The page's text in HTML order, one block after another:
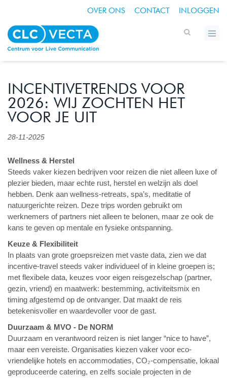
OVER ONS CONTACT INLOGGEN
INCENTIVETRENDS VOOR
2026: WIJ ZOCHTEN HET
VOOR JE UIT
28-11-2025
Wellness & Herstel
Steeds vaker kiezen bedrijven voor reizen die niet alleen luxe of
plezier bieden, maar echte rust, herstel en welzijn als doel
hebben. Denk aan wellness-retreats, spa’s, meditatie of
natuurgerichte reizen. Deze trips worden gebruikt om
werknemers of partners niet alleen te belonen, maar ze ook de
kans te geven op mentale en fysieke ontspanning.
Keuze & Flexibiliteit
In plaats van grote groepsreizen met vaste data, zien we dat
incentive-travel steeds vaker individueel of in kleine groepen is;
met flexibele data, keuzes voor eigen reisgezelschap (partner,
gezin, vriend) en maatwerk: bestemming, activiteitsmix en
timing afgestemd op de ontvanger. Dat maakt de reis
betekenisvoller en waardevoller voor de gast.
Duurzaam & MVO - De NORM
Duurzaam en verantwoord reizen is niet langer “nice to have”,
maar een vereiste. Organisaties kiezen vaker voor eco-
vriendelijke hotels en accommodaties, CO₂-compensatie, lokaal
geproduceerde catering, en zelfs sociale projecten in de